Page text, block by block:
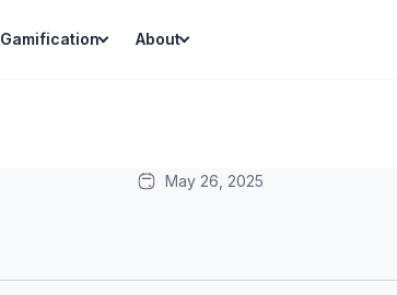
Gamification About
May 26, 2025